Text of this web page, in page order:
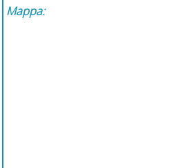
Mappa: